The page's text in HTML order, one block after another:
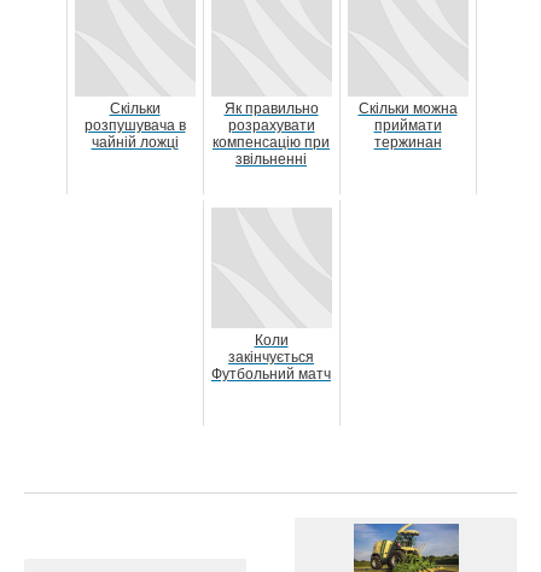
Скільки
розпушувача в
чайній ложці
Як правильно
розрахувати
компенсацію при
звільненні
Скільки можна
приймати
тержинан
Коли
закінчується
Футбольний матч